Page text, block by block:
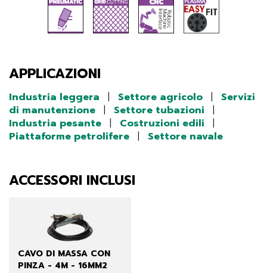
APPLICAZIONI
Industria leggera | Settore agricolo |
Servizi
di manutenzione | Settore tubazioni
|
Industria pesante | Costruzioni edili
|
Piattaforme petrolifere | Settore navale
ACCESSORI INCLUSI
CAVO DI MASSA CON
PINZA - 4M - 16MM2